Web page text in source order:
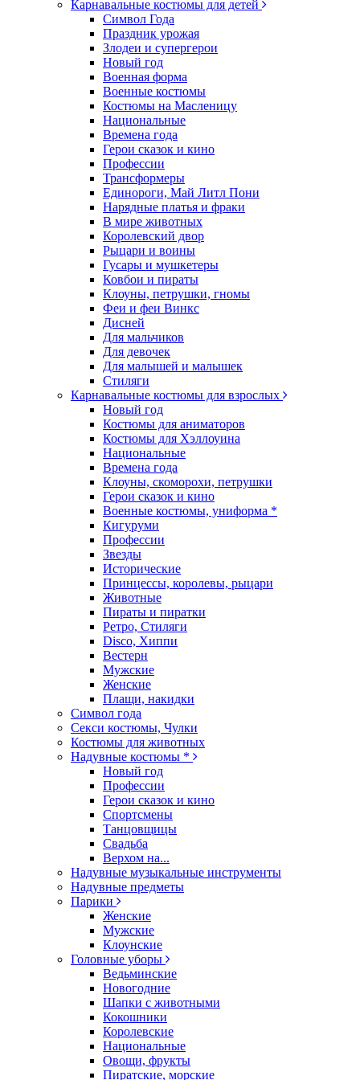
Карнавальные костюмы для детей
Символ Года
Праздник урожая
Злодеи и супергерои
Новый год
Военная форма
Военные костюмы
Костюмы на Масленицу
Национальные
Времена года
Герои сказок и кино
Профессии
Трансформеры
Единороги, Май Литл Пони
Нарядные платья и фраки
В мире животных
Королевский двор
Рыцари и воины
Гусары и мушкетеры
Ковбои и пираты
Клоуны, петрушки, гномы
Феи и феи Винкс
Дисней
Для мальчиков
Для девочек
Для малышей и малышек
Стиляги
Карнавальные костюмы для взрослых
Новый год
Костюмы для аниматоров
Костюмы для Хэллоуина
Национальные
Времена года
Клоуны, скоморохи, петрушки
Герои сказок и кино
Военные костюмы, униформа *
Кигуруми
Профессии
Звезды
Исторические
Принцессы, королевы, рыцари
Животные
Пираты и пиратки
Ретро, Стиляги
Disco, Хиппи
Вестерн
Мужские
Женские
Плащи, накидки
Символ года
Секси костюмы, Чулки
Костюмы для животных
Надувные костюмы *
Новый год
Профессии
Герои сказок и кино
Спортсмены
Танцовщицы
Свадьба
Верхом на...
Надувные музыкальные инструменты
Надувные предметы
Парики
Женские
Мужские
Клоунские
Головные уборы
Ведьминские
Новогодние
Шапки с животными
Кокошники
Королевские
Национальные
Овощи, фрукты
Пиратские, морские